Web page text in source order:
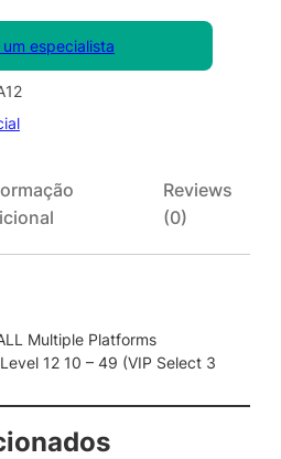
um especialista
Reviews
(0)
Multiple Platforms
12 10 – 49 (VIP Select 3